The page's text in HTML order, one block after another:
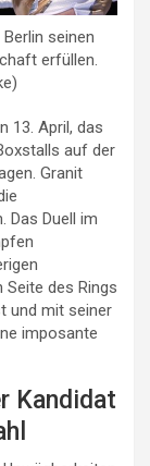
seinen
erfüllen.
13. April, das
auf der
Granit
Das Duell im
Seite des Rings
und mit seiner
imposante
Kandidat